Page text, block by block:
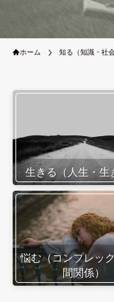
ホーム 知る（知識・社
生きる（人生・生
悩む（コンプレッ
間関係）